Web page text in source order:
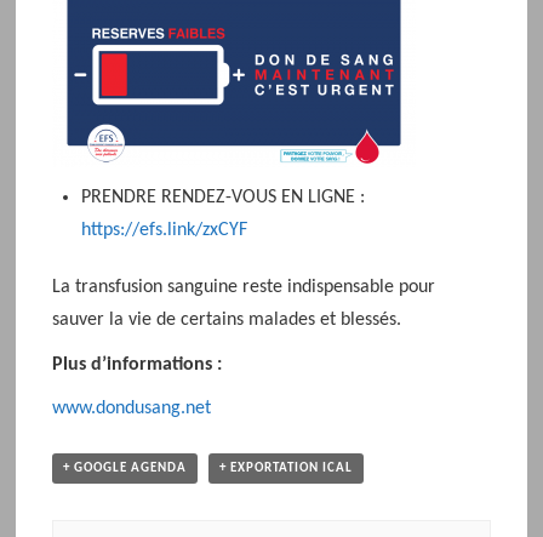
PRENDRE RENDEZ-VOUS EN LIGNE :
https://efs.link/zxCYF
La transfusion sanguine reste indispensable pour
sauver la vie de certains malades et blessés.
Plus d’informations :
www.dondusang.net
+ GOOGLE AGENDA + EXPORTATION ICAL